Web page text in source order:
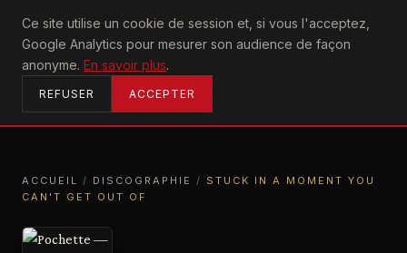
Ce site utilise un cookie de session et, si vous l'acceptez,
Google Analytics pour mesurer son audience de façon
anonyme. En savoir plus.
REFUSER ACCEPTER
U2achtung
ACCUEIL
ACCUEIL / DISCOGRAPHIE / STUCK IN A MOMENT YOU
CAN'T GET OUT OF